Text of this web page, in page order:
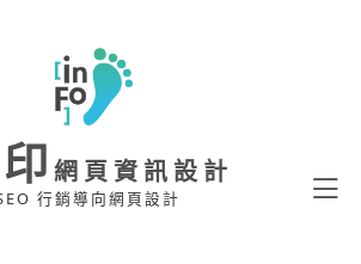
網頁資訊設計
行銷導向網頁設計